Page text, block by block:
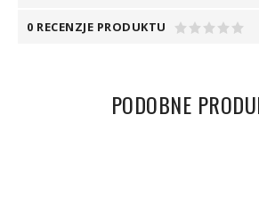
0 RECENZJE PRODUKTU
PODOBNE